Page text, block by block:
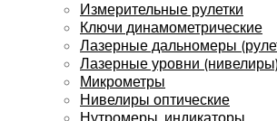
Измерительные рулетки
Ключи динамометрические
Лазерные дальномеры
Лазерные уровни (нивелиры)
Микрометры
Нивелиры оптические
Нутромеры, индикаторы